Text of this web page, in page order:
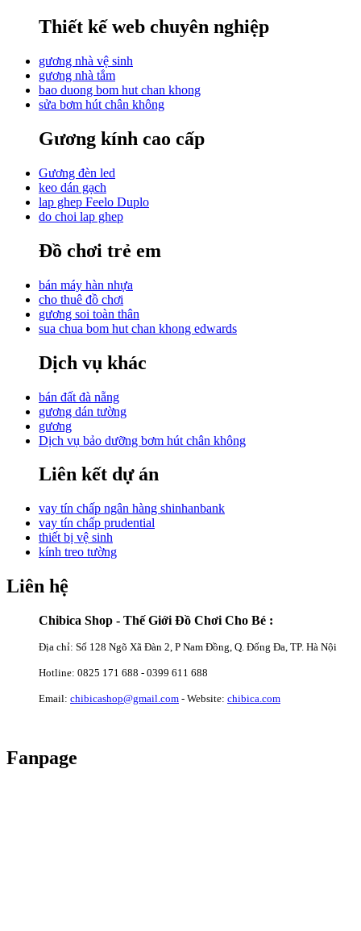
Thiết kế web chuyên nghiệp
gương nhà vệ sinh
gương nhà tắm
bao duong bom hut chan khong
sửa bơm hút chân không
Gương kính cao cấp
Gương đèn led
keo dán gạch
lap ghep Feelo Duplo
do choi lap ghep
Đồ chơi trẻ em
bán máy hàn nhựa
cho thuê đồ chơi
gương soi toàn thân
sua chua bom hut chan khong edwards
Dịch vụ khác
bán đất đà nẵng
gương dán tường
gương
Dịch vụ bảo dưỡng bơm hút chân không
Liên kết dự án
vay tín chấp ngân hàng shinhanbank
vay tín chấp prudential
thiết bị vệ sinh
kính treo tường
Liên hệ
Chibica Shop - Thế Giới Đồ Chơi Cho Bé :
Địa chỉ: Số 128 Ngõ Xã Đàn 2, P Nam Đồng, Q. Đống Đa, TP. Hà Nội
Hotline: 0825 171 688 - 0399 611 688
Email: chibicashop@gmail.com - Website: chibica.com
Fanpage